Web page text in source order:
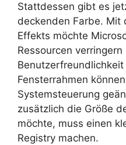
Stattdessen gibt es
deckenden Farbe. Mit
Effekts möchte
Ressourcen
Fensterrahmen
Systemsteuerung
zusätzlich die Größe
möchte, muss einen
Registry machen.